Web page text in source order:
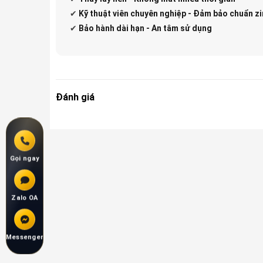
✔ Kỹ thuật viên chuyên nghiệp - Đảm bảo chuẩn
✔ Bảo hành dài hạn - An tâm sử dụng
Đánh giá
Gọi ngay
Zalo OA
Messenger